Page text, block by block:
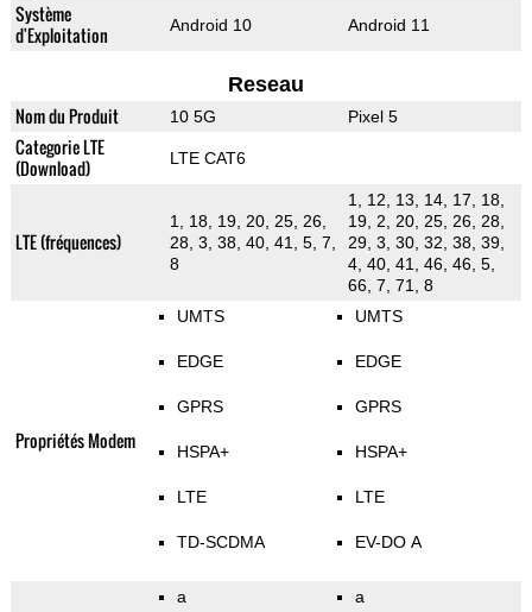
Système
d'Exploitation
Android 10 Android 11
Reseau
Nom du Produit 10 5G Pixel 5
Categorie LTE
(Download)
LTE CAT6
LTE (fréquences)
1, 18, 19, 20, 25, 26,
28, 3, 38, 40, 41, 5, 7,
8
1, 12, 13, 14, 17, 18,
19, 2, 20, 25, 26, 28,
29, 3, 30, 32, 38, 39,
4, 40, 41, 46, 46, 5,
66, 7, 71, 8
Propriétés Modem
UMTS
EDGE
GPRS
HSPA+
LTE
TD-SCDMA
UMTS
EDGE
GPRS
HSPA+
LTE
EV-DO A
a a